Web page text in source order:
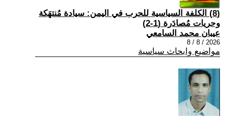
(8) الكلفة السياسية للحرب في اليمن: سيادة مُنتهَكة
وحريات مُصادَرة (1-2)
عيبان محمد السامعي
2026 / 8 / 8
مواضيع وابحاث سياسية